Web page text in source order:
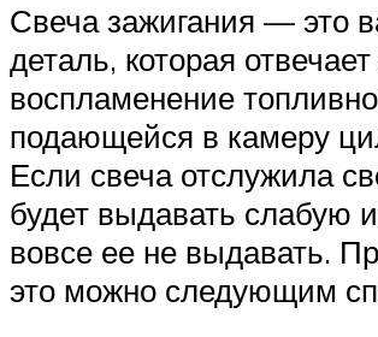
Свеча зажигания — это
деталь, которая отвечает
воспламенение
подающейся в камеру
Если свеча отслужила
будет выдавать слабую
вовсе ее не выдавать.
это можно следующим